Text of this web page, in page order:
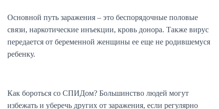
Основной путь заражения – это беспорядочные половые
связи, наркотические инъекции, кровь донора. Также вирус
передается от беременной женщины ее еще не родившемуся
ребенку.
Как бороться со СПИДом? Большинство людей могут
избежать и уберечь других от заражения, если регулярно